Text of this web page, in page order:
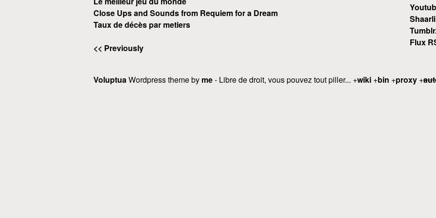
Shaarli
Flux
Close Ups and Sounds from Requiem for a Dream
Taux de décès par metiers
<< Previously
VoluptuaWordpress theme by me- Libre de droit, vous pouvez tout piller... +wiki +bin +proxy +